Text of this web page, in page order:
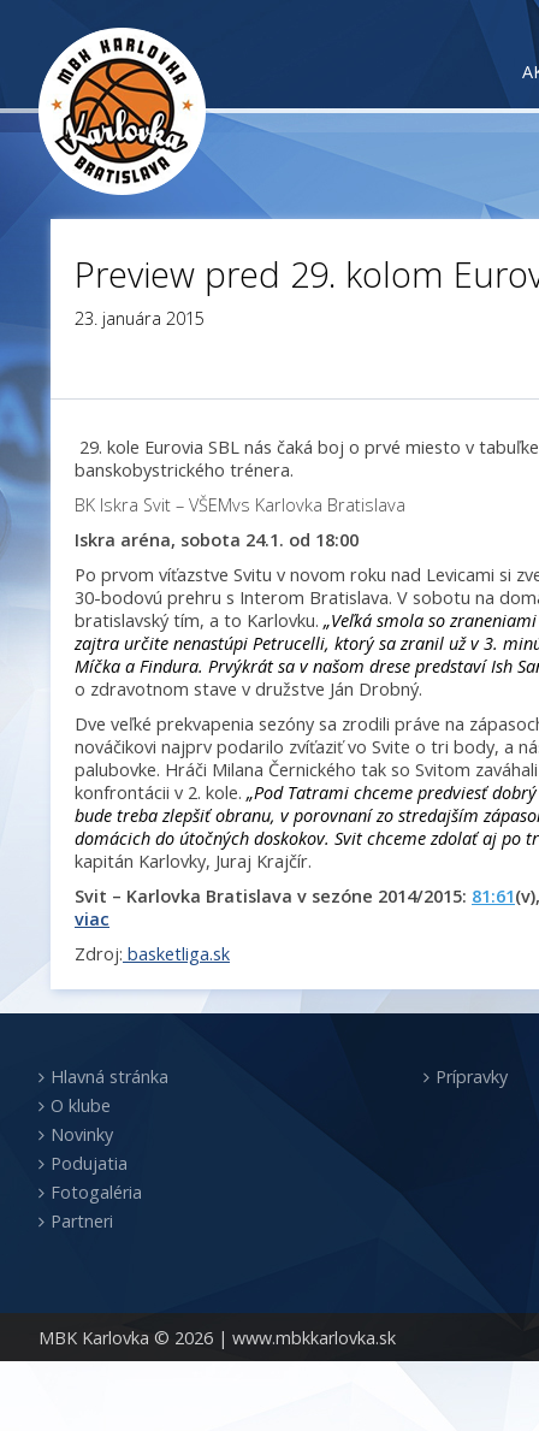
Preview pred 29. kolom
23. januára 2015
29. kole Eurovia SBL nás čaká boj o prvé miesto v
banskobystrického trénera.
BK Iskra Svit – VŠEMvs Karlovka Bratislava
Iskra aréna, sobota 24.1. od 18:00
Po prvom víťazstve Svitu v novom roku nad Levicami si
30-bodovú prehru s Interom Bratislava. V sobotu na
bratislavský tím, a to Karlovku. „Veľká smola so
zajtra určite nenastúpi Petrucelli, ktorý sa zranil už v 3.
Míčka a Findura. Prvýkrát sa v našom drese predstaví Ish
o zdravotnom stave v družstve Ján Drobný.
Dve veľké prekvapenia sezóny sa zrodili práve na
nováčikovi najprv podarilo zvíťaziť vo Svite o tri body, a
palubovke. Hráči Milana Černického tak so Svitom
konfrontácii v 2. kole. „Pod Tatrami chceme predviesť
bude treba zlepšiť obranu, v porovnaní zo stredajším
domácich do útočných doskokov. Svit chceme zdolať aj po
kapitán Karlovky, Juraj Krajčír.
Svit – Karlovka Bratislava v sezóne 2014/2015: 81:61
viac
Zdroj: basketliga.sk
MBK Karlovka © 2026 | www.mbkkarlovka.sk
Hlavná stránka
O klube
Novinky
Podujatia
Fotogaléria
Partneri
Prípravky